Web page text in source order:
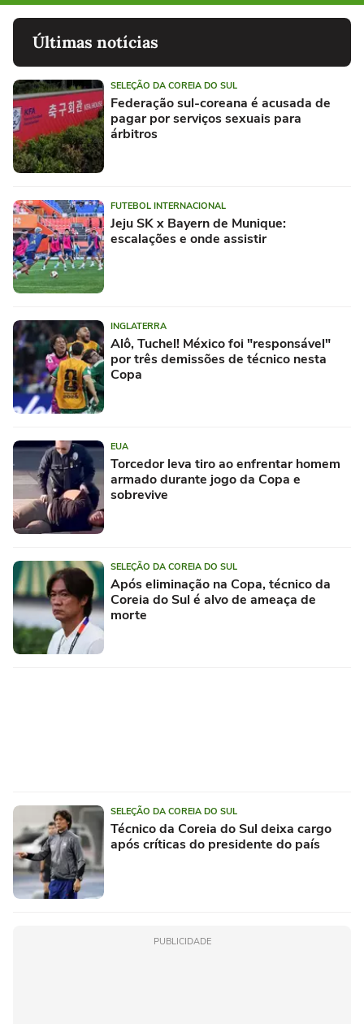
Últimas notícias
SELEÇÃO DA COREIA DO SUL
Federação sul-coreana é acusada de
pagar por serviços sexuais para
árbitros
FUTEBOL INTERNACIONAL
Jeju SK x Bayern de Munique:
escalações e onde assistir
INGLATERRA
Alô, Tuchel! México foi "responsável"
por três demissões de técnico nesta
Copa
EUA
Torcedor leva tiro ao enfrentar homem
armado durante jogo da Copa e
sobrevive
SELEÇÃO DA COREIA DO SUL
Após eliminação na Copa, técnico da
Coreia do Sul é alvo de ameaça de
morte
SELEÇÃO DA COREIA DO SUL
Técnico da Coreia do Sul deixa cargo
após críticas do presidente do país
PUBLICIDADE